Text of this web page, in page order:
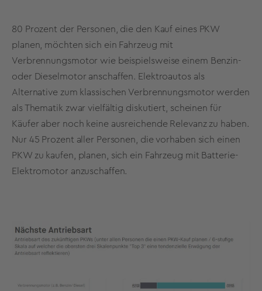
80 Prozent der Personen, die den Kauf eines PKW
planen, möchten sich ein Fahrzeug mit
Verbrennungsmotor wie beispielsweise einem Benzin-
oder Dieselmotor anschaffen. Elektroautos als
Alternative zum klassischen Verbrennungsmotor werden
als Thematik zwar vielfältig diskutiert, scheinen für
Käufer aber noch keine ausreichende Relevanz zu haben.
Nur 45 Prozent aller Personen, die vorhaben sich einen
PKW zu kaufen, planen, sich ein Fahrzeug mit Batterie-
Elektromotor anzuschaffen.